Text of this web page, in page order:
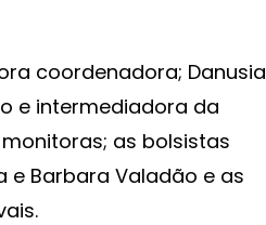
coordenadora; Danusia
e intermediadora da
monitoras; as bolsistas
e Barbara Valadão e as